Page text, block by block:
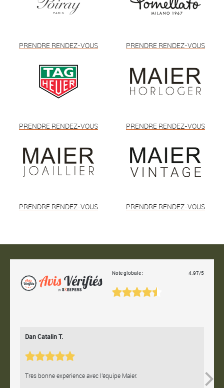
PRENDRE RENDEZ-VOUS PRENDRE RENDEZ-VOUS
PRENDRE RENDEZ-VOUS PRENDRE RENDEZ-VOUS
PRENDRE RENDEZ-VOUS PRENDRE RENDEZ-VOUS
Note globale : 4.97/5
Dan Catalin T.
Très bonne expérience avec l'équipe Maier.